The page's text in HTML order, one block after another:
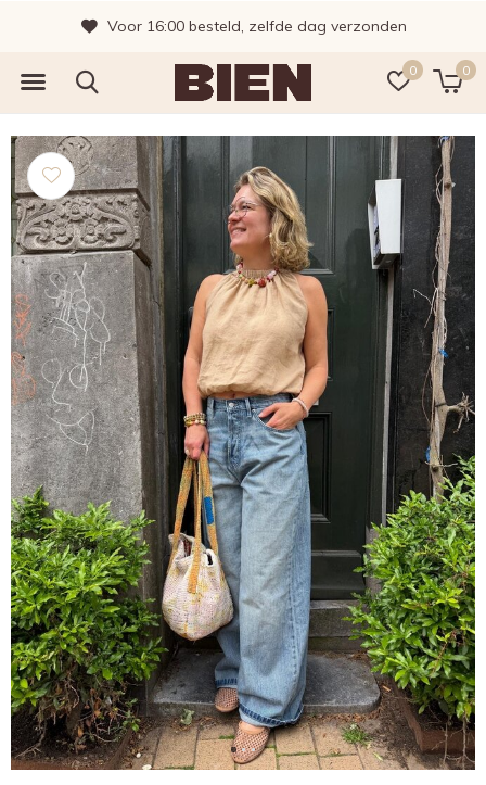
0 0
Voor 16:00 besteld, zelfde dag verzonden